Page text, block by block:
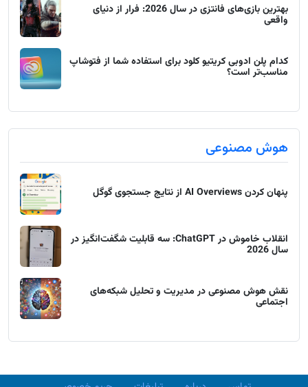
بهترین بازی‌های فانتزی در سال 2026: فرار از دنیای
واقعی
کدام پلن ادوبی کریتیو کلود برای استفاده شما از فتوشاپ
مناسب‌تر است؟
هوش مصنوعی
پنهان کردن AI Overviews از نتایج جستجوی گوگل
انقلاب خاموش در ChatGPT: سه قابلیت شگفت‌انگیز در
سال 2026
نقش هوش مصنوعی در مدیریت و تحلیل شبکه‌های
اجتماعی